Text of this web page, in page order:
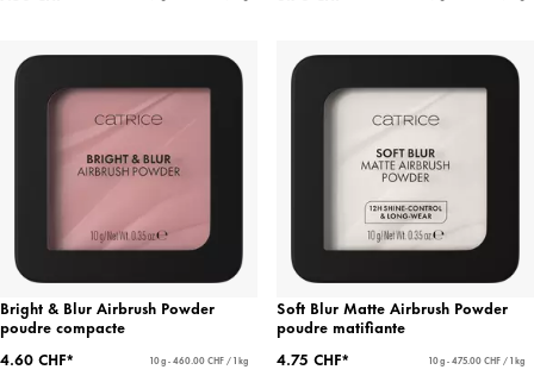
Bright & Blur Airbrush Powder
poudre compacte
4.60 CHF*
10 g - 460.00 CHF / 1 kg
Soft Blur Matte Airbrush Powder
poudre matifiante
4.75 CHF*
10 g - 475.00 CHF / 1 kg